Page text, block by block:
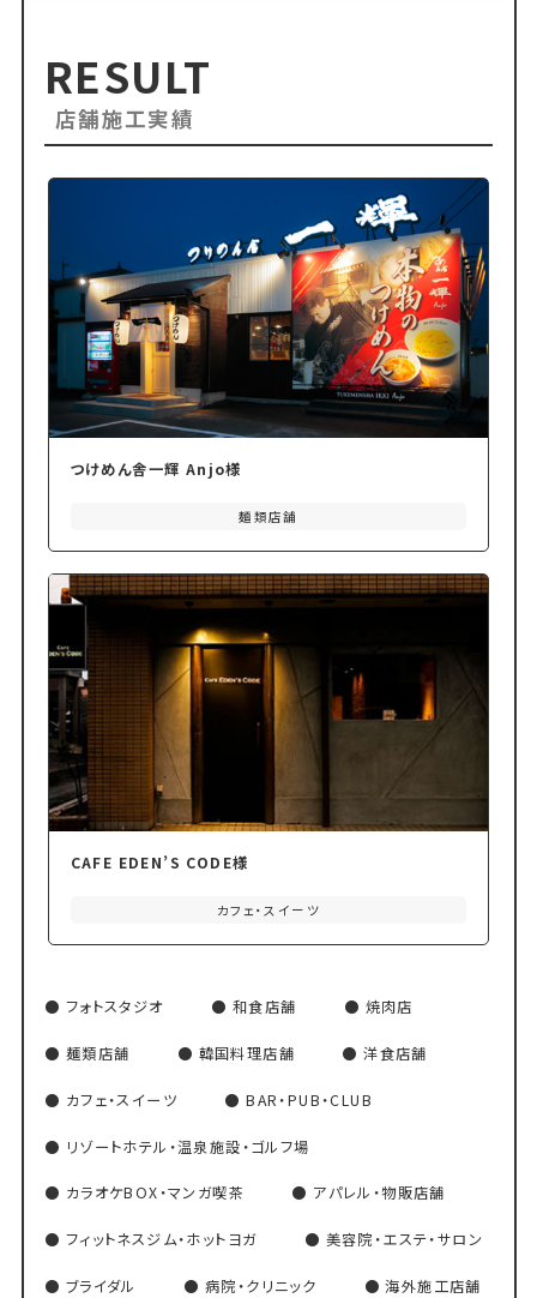
RESULT
店舗施工実績
つけめん舎一輝 Anjo様
麺類店舗
CAFE EDEN’S CODE様
カフェ・スイーツ
フォトスタジオ 和食店舗 焼肉店
麺類店舗 韓国料理店舗 洋食店舗
カフェ・スイーツ BAR・PUB・CLUB
リゾートホテル・温泉施設・ゴルフ場
カラオケBOX・マンガ喫茶 アパレル・物販店舗
フィットネスジム・ホットヨガ 美容院・エステ・サロン
ブライダル 病院・クリニック 海外施工店舗